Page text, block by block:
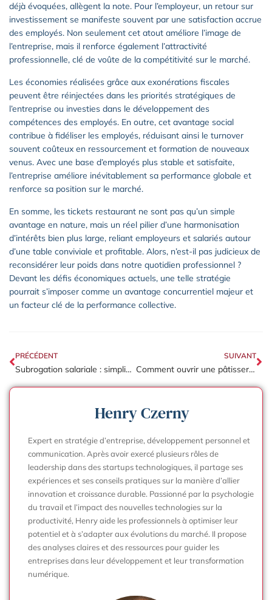
déjà évoquées, allègent la note. Pour l’employeur, un retour sur
investissement se manifeste souvent par une satisfaction accrue
des employés. Non seulement cet atout améliore l’image de
l’entreprise, mais il renforce également l’attractivité
professionnelle, clé de voûte de la compétitivité sur le marché.
Les économies réalisées grâce aux exonérations fiscales
peuvent être réinjectées dans les priorités stratégiques de
l’entreprise ou investies dans le développement des
compétences des employés. En outre, cet avantage social
contribue à fidéliser les employés, réduisant ainsi le turnover
souvent coûteux en ressourcement et formation de nouveaux
venus. Avec une base d’employés plus stable et satisfaite,
l’entreprise améliore inévitablement sa performance globale et
renforce sa position sur le marché.
En somme, les tickets restaurant ne sont pas qu’un simple
avantage en nature, mais un réel pilier d’une harmonisation
d’intérêts bien plus large, reliant employeurs et salariés autour
d’une table conviviale et profitable. Alors, n’est-il pas judicieux de
reconsidérer leur poids dans notre quotidien professionnel ?
Devant les défis économiques actuels, une telle stratégie
pourrait s’imposer comme un avantage concurrentiel majeur et
un facteur clé de la performance collective.
PRÉCÉDENT
Subrogation salariale : simplifier la gestion des arrêts de travail en entreprise
SUIVANT
Comment ouvrir une pâtisserie : le plan financier pour un lancement réussi
Henry Czerny
Expert en stratégie d’entreprise, développement personnel et
communication. Après avoir exercé plusieurs rôles de
leadership dans des startups technologiques, il partage ses
expériences et ses conseils pratiques sur la manière d’allier
innovation et croissance durable. Passionné par la psychologie
du travail et l’impact des nouvelles technologies sur la
productivité, Henry aide les professionnels à optimiser leur
potentiel et à s’adapter aux évolutions du marché. Il propose
des analyses claires et des ressources pour guider les
entreprises dans leur développement et leur transformation
numérique.